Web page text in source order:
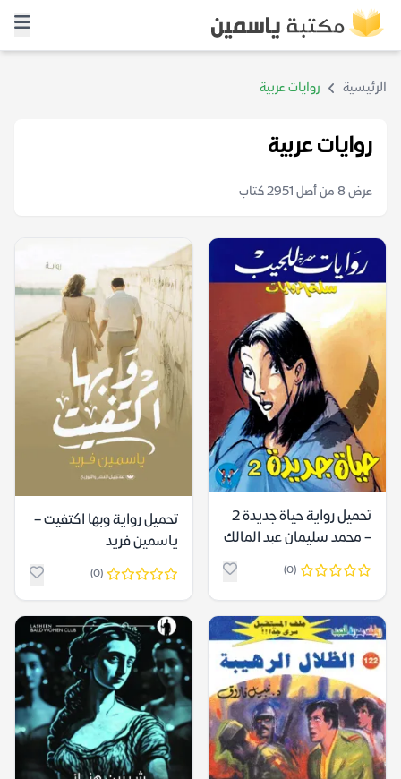
الرئيسية روايات عربية
روايات عربية
عرض 8 من أصل 2951 كتاب
تحميل رواية حياة جديدة 2
– محمد سليمان عبد المالك
(0)
تحميل رواية وبها اكتفيت –
ياسمين فريد
(0)